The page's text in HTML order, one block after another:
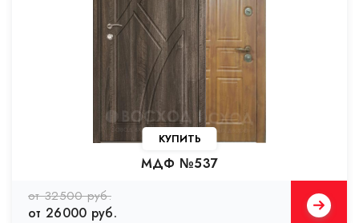
КУПИТЬ
МДФ №537
от 32500 руб.
от 26000 руб.